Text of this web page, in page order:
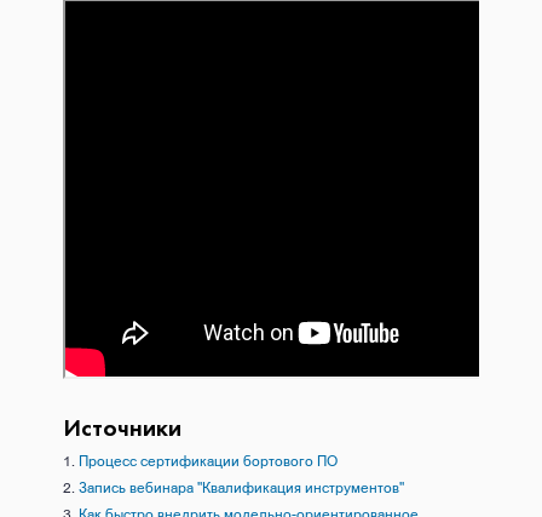
Источники
Процесс сертификации бортового ПО
Запись вебинара "Квалификация инструментов"